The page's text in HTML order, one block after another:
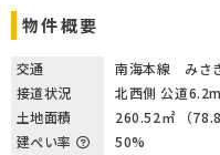
物件概要
交通
南海本線 みさ
接道状況
北西側 公道
土地面積
260.52㎡ （
建ぺい率
50%